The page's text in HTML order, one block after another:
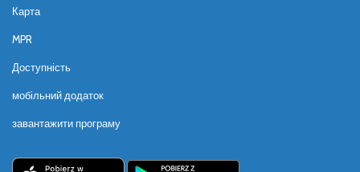
Карта
MPR
Доступність
мобільний додаток
завантажити програму